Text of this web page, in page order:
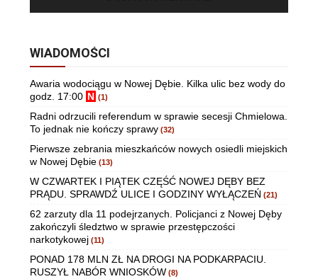
WIADOMOŚCI
Awaria wodociągu w Nowej Dębie. Kilka ulic bez wody do
godz. 17:00 N (1)
Radni odrzucili referendum w sprawie secesji Chmielowa.
To jednak nie kończy sprawy (32)
Pierwsze zebrania mieszkańców nowych osiedli miejskich
w Nowej Dębie (13)
W CZWARTEK I PIĄTEK CZĘŚĆ NOWEJ DĘBY BEZ
PRĄDU. SPRAWDŹ ULICE I GODZINY WYŁĄCZEŃ (21)
62 zarzuty dla 11 podejrzanych. Policjanci z Nowej Dęby
zakończyli śledztwo w sprawie przestępczości
narkotykowej (11)
PONAD 178 MLN ZŁ NA DROGI NA PODKARPACIU.
RUSZYŁ NABÓR WNIOSKÓW (8)